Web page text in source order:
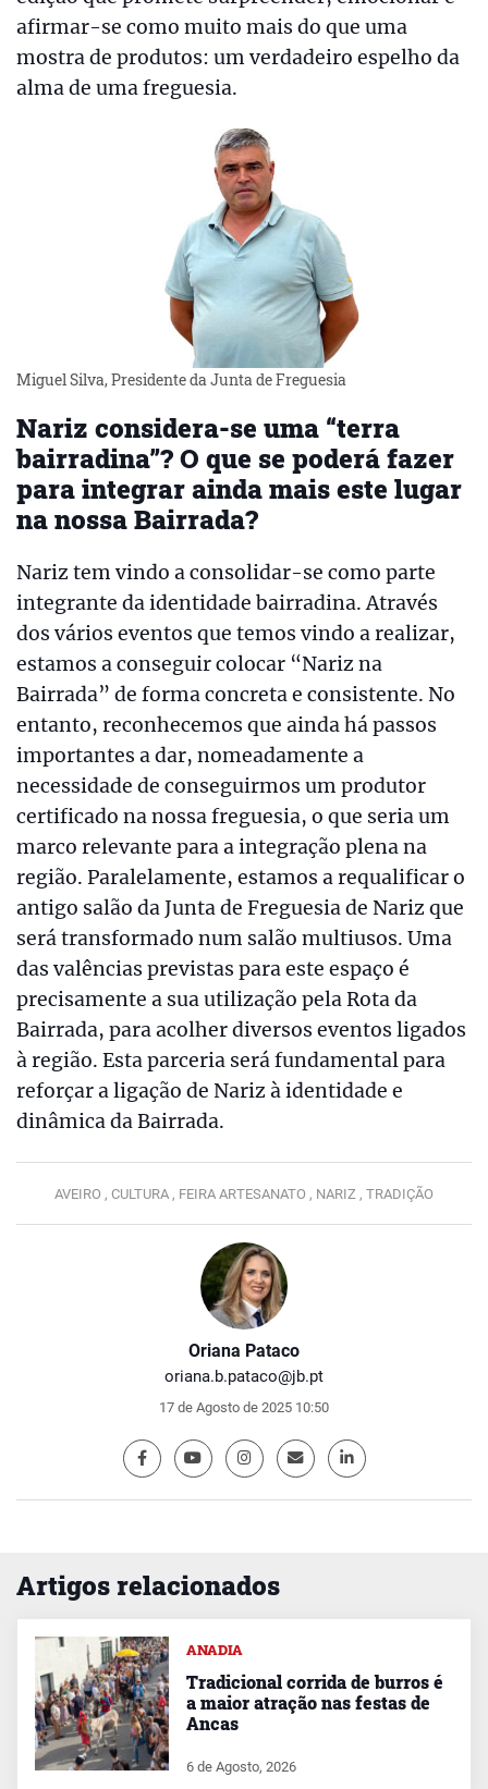
Oriana Pataco
oriana.b.pataco@jb.pt
17 de Agosto de 2025 10:50
afirmar-se como muito mais do que uma
mostra de produtos: um verdadeiro espelho da
alma de uma freguesia.
Miguel Silva, Presidente da Junta de Freguesia
Nariz considera-se uma “terra
bairradina”? O que se poderá fazer
para integrar ainda mais este lugar
na nossa Bairrada?
Nariz tem vindo a consolidar-se como parte
integrante da identidade bairradina. Através
dos vários eventos que temos vindo a realizar,
estamos a conseguir colocar “Nariz na
Bairrada” de forma concreta e consistente. No
entanto, reconhecemos que ainda há passos
importantes a dar, nomeadamente a
necessidade de conseguirmos um produtor
certificado na nossa freguesia, o que seria um
marco relevante para a integração plena na
região. Paralelamente, estamos a requalificar o
antigo salão da Junta de Freguesia de Nariz que
será transformado num salão multiusos. Uma
das valências previstas para este espaço é
precisamente a sua utilização pela Rota da
Bairrada, para acolher diversos eventos ligados
à região. Esta parceria será fundamental para
reforçar a ligação de Nariz à identidade e
dinâmica da Bairrada.
AVEIRO , CULTURA , FEIRA ARTESANATO , NARIZ , TRADIÇÃO
Artigos relacionados
ANADIA
Tradicional corrida de burros é
a maior atração nas festas de
Ancas
6 de Agosto, 2026